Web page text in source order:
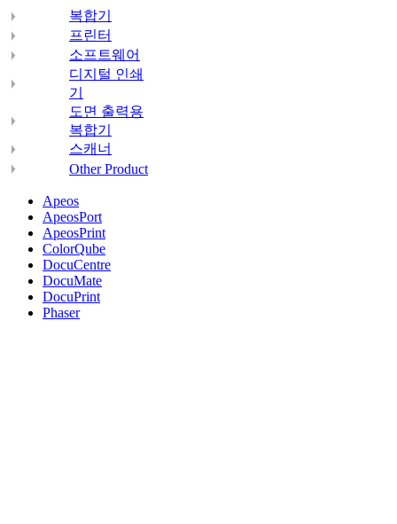
복합기
프린터
소프트웨어
디지털 인쇄
기
도면 출력용
복합기
스캐너
Other Product
Apeos
ApeosPort
ApeosPrint
ColorQube
DocuCentre
DocuMate
DocuPrint
Phaser